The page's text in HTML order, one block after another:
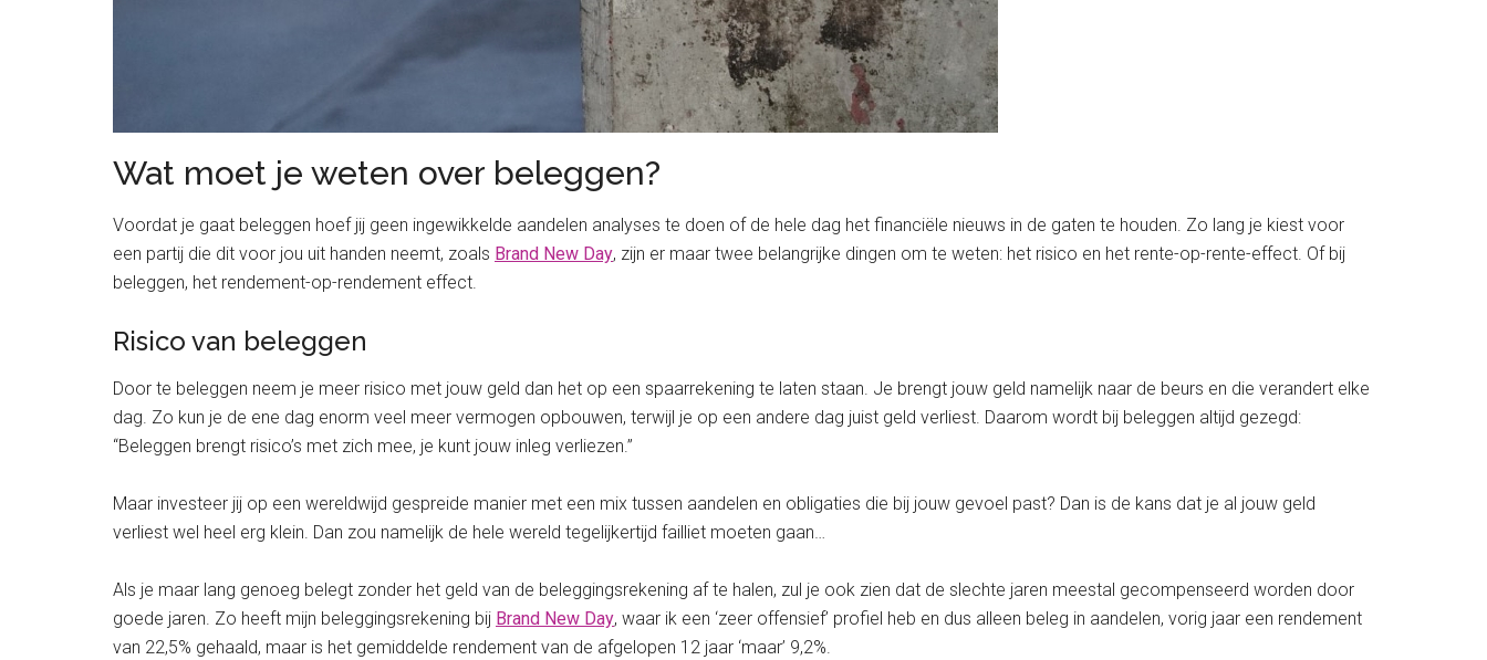
Wat moet je weten over beleggen?
Voordat je gaat beleggen hoef jij geen ingewikkelde aandelen analyses te doen of de hele dag het financiële nieuws in de gaten te houden. Zo lang je kiest voor
een partij die dit voor jou uit handen neemt, zoals Brand New Day, zijn er maar twee belangrijke dingen om te weten: het risico en het rente-op-rente-effect. Of bij
beleggen, het rendement-op-rendement effect.
Risico van beleggen
Door te beleggen neem je meer risico met jouw geld dan het op een spaarrekening te laten staan. Je brengt jouw geld namelijk naar de beurs en die verandert elke
dag. Zo kun je de ene dag enorm veel meer vermogen opbouwen, terwijl je op een andere dag juist geld verliest. Daarom wordt bij beleggen altijd gezegd:
“Beleggen brengt risico’s met zich mee, je kunt jouw inleg verliezen.”
Maar investeer jij op een wereldwijd gespreide manier met een mix tussen aandelen en obligaties die bij jouw gevoel past? Dan is de kans dat je al jouw geld
verliest wel heel erg klein. Dan zou namelijk de hele wereld tegelijkertijd failliet moeten gaan…
Als je maar lang genoeg belegt zonder het geld van de beleggingsrekening af te halen, zul je ook zien dat de slechte jaren meestal gecompenseerd worden door
goede jaren. Zo heeft mijn beleggingsrekening bij Brand New Day, waar ik een ‘zeer offensief’ profiel heb en dus alleen beleg in aandelen, vorig jaar een rendement
van 22,5% gehaald, maar is het gemiddelde rendement van de afgelopen 12 jaar ‘maar’ 9,2%.